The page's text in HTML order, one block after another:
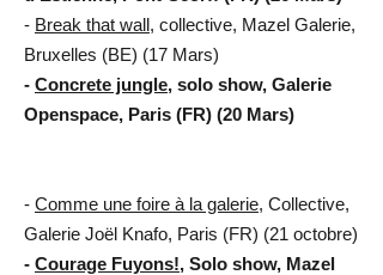
- Break that wall, collective, Mazel Galerie,
Bruxelles (BE) (17 Mars)
- Concrete jungle, solo show, Galerie
Openspace, Paris (FR) (20 Mars)
- Comme une foire à la galerie, Collective,
Galerie Joël Knafo, Paris (FR) (21 octobre)
- Courage Fuyons!, Solo show, Mazel